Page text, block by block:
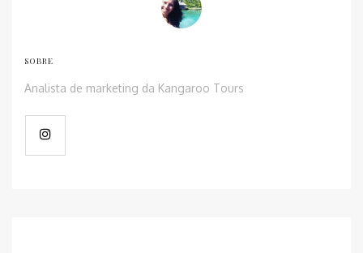
SOBRE
Analista de marketing da Kangaroo Tours